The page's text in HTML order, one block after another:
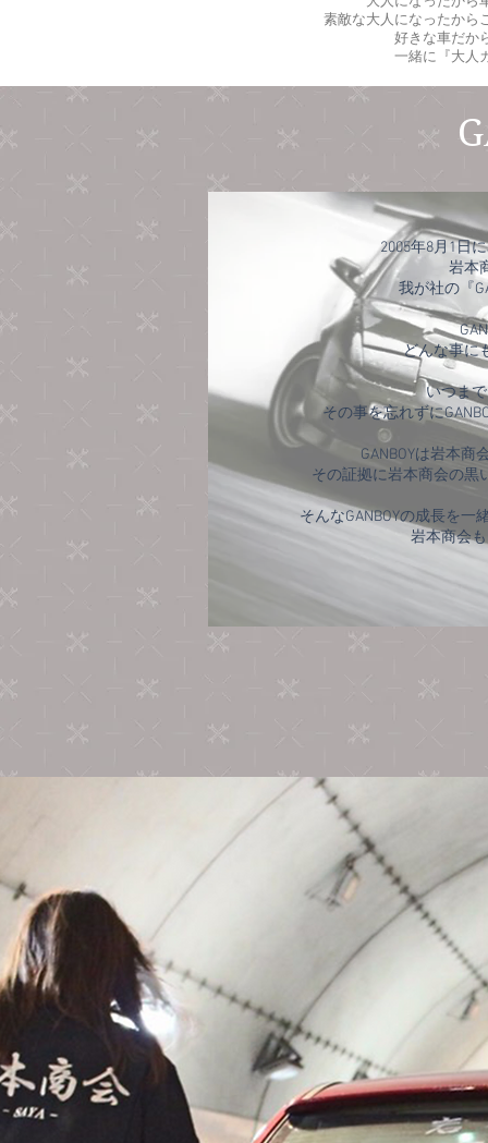
素敵な大人になったから
好きな車だか
一緒に『大人
2005年8月1日
岩本
我が社の『
どんな事に
いつま
その事を忘れずに
GANBOYは岩本
その証拠に岩本商会の黒
そんなGANBOYの成長を
岩本商会